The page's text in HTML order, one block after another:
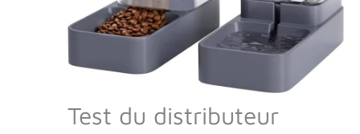
Test du distributeur